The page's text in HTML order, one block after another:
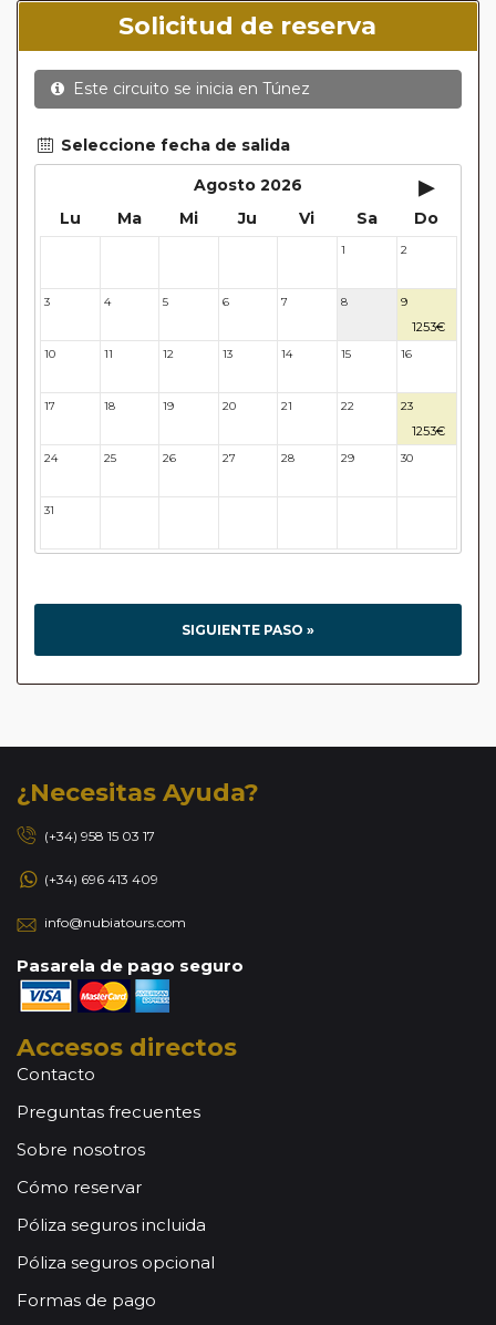
Solicitud de reserva
Este circuito se inicia en Túnez
Seleccione fecha de salida
Agosto 2026
▸
Lu Ma Mi Ju Vi Sa Do
1 2
3 4 5 6 7 8 9
1253€
10 11 12 13 14 15 16
17 18 19 20 21 22 23
1253€
24 25 26 27 28 29 30
31
SIGUIENTE PASO »
¿Necesitas Ayuda?
(+34) 958 15 03 17
(+34) 696 413 409
info@nubiatours.com
Pasarela de pago seguro
Accesos directos
Contacto
Preguntas frecuentes
Sobre nosotros
Cómo reservar
Póliza seguros incluida
Póliza seguros opcional
Formas de pago